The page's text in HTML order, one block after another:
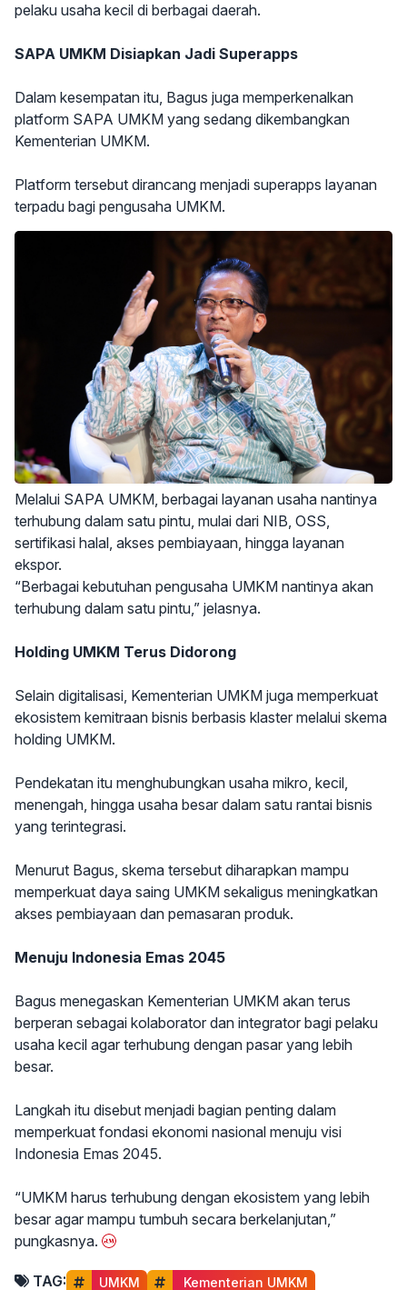
pelaku usaha kecil di berbagai daerah.
SAPA UMKM Disiapkan Jadi Superapps
Dalam kesempatan itu, Bagus juga memperkenalkan
platform SAPA UMKM yang sedang dikembangkan
Kementerian UMKM.
Platform tersebut dirancang menjadi superapps layanan
terpadu bagi pengusaha UMKM.
Melalui SAPA UMKM, berbagai layanan usaha nantinya
terhubung dalam satu pintu, mulai dari NIB, OSS,
sertifikasi halal, akses pembiayaan, hingga layanan
ekspor.
“Berbagai kebutuhan pengusaha UMKM nantinya akan
terhubung dalam satu pintu,” jelasnya.
Holding UMKM Terus Didorong
Selain digitalisasi, Kementerian UMKM juga memperkuat
ekosistem kemitraan bisnis berbasis klaster melalui skema
holding UMKM.
Pendekatan itu menghubungkan usaha mikro, kecil,
menengah, hingga usaha besar dalam satu rantai bisnis
yang terintegrasi.
Menurut Bagus, skema tersebut diharapkan mampu
memperkuat daya saing UMKM sekaligus meningkatkan
akses pembiayaan dan pemasaran produk.
Menuju Indonesia Emas 2045
Bagus menegaskan Kementerian UMKM akan terus
berperan sebagai kolaborator dan integrator bagi pelaku
usaha kecil agar terhubung dengan pasar yang lebih
besar.
Langkah itu disebut menjadi bagian penting dalam
memperkuat fondasi ekonomi nasional menuju visi
Indonesia Emas 2045.
“UMKM harus terhubung dengan ekosistem yang lebih
besar agar mampu tumbuh secara berkelanjutan,”
pungkasnya.
TAG: UMKM Kementerian UMKM